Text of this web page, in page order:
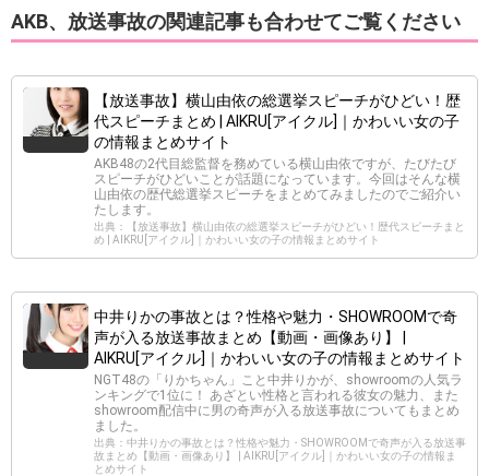
AKB、放送事故の関連記事も合わせてご覧ください
【放送事故】横山由依の総選挙スピーチがひどい！歴
代スピーチまとめ | AIKRU[アイクル]｜かわいい女の子
の情報まとめサイト
AKB48の2代目総監督を務めている横山由依ですが、たびたび
スピーチがひどいことが話題になっています。今回はそんな横
山由依の歴代総選挙スピーチをまとめてみましたのでご紹介い
たします。
出典：【放送事故】横山由依の総選挙スピーチがひどい！歴代スピーチまと
め | AIKRU[アイクル]｜かわいい女の子の情報まとめサイト
中井りかの事故とは？性格や魅力・SHOWROOMで奇
声が入る放送事故まとめ【動画・画像あり】 |
AIKRU[アイクル]｜かわいい女の子の情報まとめサイト
NGT48の「りかちゃん」こと中井りかが、showroomの人気ラ
ンキングで1位に！ あざとい性格と言われる彼女の魅力、また
showroom配信中に男の奇声が入る放送事故についてもまとめ
ました。
出典：中井りかの事故とは？性格や魅力・SHOWROOMで奇声が入る放送事
故まとめ【動画・画像あり】 | AIKRU[アイクル]｜かわいい女の子の情報ま
とめサイト